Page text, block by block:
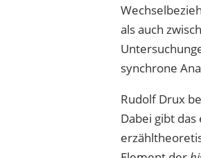
als auch
synchrone
Rudolf Drux
Dabei gibt